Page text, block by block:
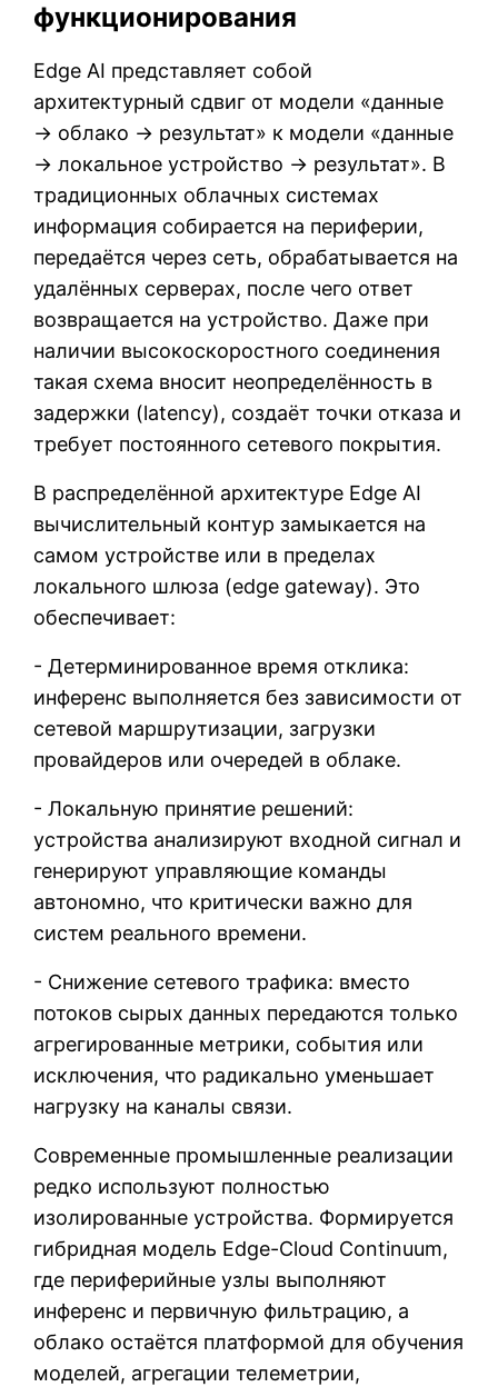
функционирования
Edge AI представляет собой
архитектурный сдвиг от модели «данные
→ облако → результат» к модели «данные
→ локальное устройство → результат». В
традиционных облачных системах
информация собирается на периферии,
передаётся через сеть, обрабатывается на
удалённых серверах, после чего ответ
возвращается на устройство. Даже при
наличии высокоскоростного соединения
такая схема вносит неопределённость в
задержки (latency), создаёт точки отказа и
требует постоянного сетевого покрытия.
В распределённой архитектуре Edge AI
вычислительный контур замыкается на
самом устройстве или в пределах
локального шлюза (edge gateway). Это
обеспечивает:
- Детерминированное время отклика:
инференс выполняется без зависимости от
сетевой маршрутизации, загрузки
провайдеров или очередей в облаке.
- Локальную принятие решений:
устройства анализируют входной сигнал и
генерируют управляющие команды
автономно, что критически важно для
систем реального времени.
- Снижение сетевого трафика: вместо
потоков сырых данных передаются только
агрегированные метрики, события или
исключения, что радикально уменьшает
нагрузку на каналы связи.
Современные промышленные реализации
редко используют полностью
изолированные устройства. Формируется
гибридная модель Edge-Cloud Continuum,
где периферийные узлы выполняют
инференс и первичную фильтрацию, а
облако остаётся платформой для обучения
моделей, агрегации телеметрии,